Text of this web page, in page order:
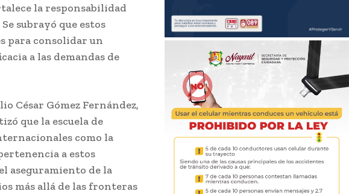
la responsabilidad
subrayó que estos
para consolidar un
a las demandas de
César Gómez Fernández,
que la escuela de
como la
a estos
aseguramiento de la
más allá de las fronteras